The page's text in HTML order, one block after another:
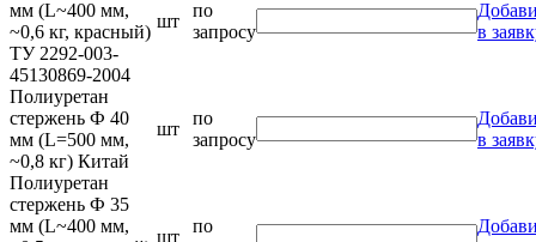
мм (L~400 мм,
~0,6 кг, красный)
ТУ 2292-003-
45130869-2004
шт
по
запросу
в
Полиуретан
стержень Ф 40
мм (L=500 мм,
~0,8 кг) Китай
шт
по
запросу
в
Полиуретан
стержень Ф 35
мм (L~400 мм,
шт
по